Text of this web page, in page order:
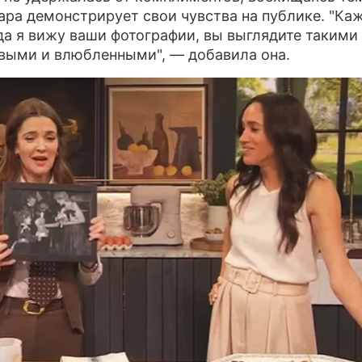
демонстрирует свои чувства на публике.
я вижу ваши фотографии, вы выглядите такими
и влюбленными", — добавила она.